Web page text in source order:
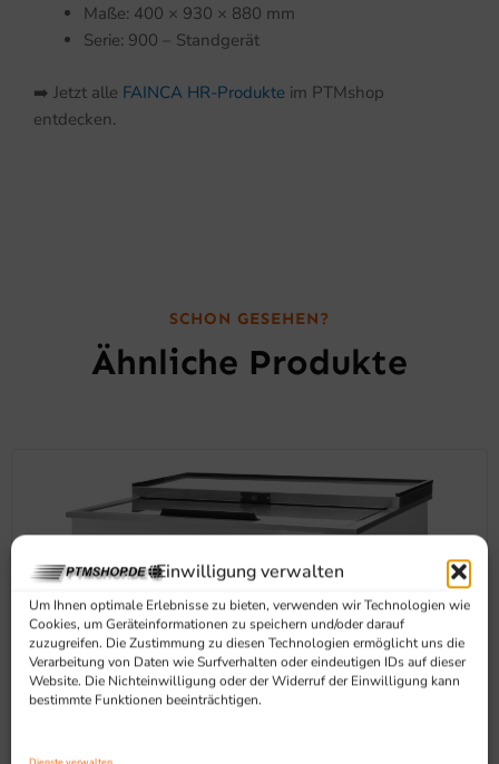
Einwilligung verwalten
Um Ihnen optimale Erlebnisse zu bieten, verwenden wir Technologien wie
Cookies, um Geräteinformationen zu speichern und/oder darauf
zuzugreifen. Die Zustimmung zu diesen Technologien ermöglicht uns die
Verarbeitung von Daten wie Surfverhalten oder eindeutigen IDs auf dieser
Website. Die Nichteinwilligung oder der Widerruf der Einwilligung kann
bestimmte Funktionen beeinträchtigen.
Maße: 400 × 930 × 880 mm
Serie: 900 – Standgerät
➡️ Jetzt alle FAINCA HR-Produkte im PTMshop
entdecken.
SCHON GESEHEN?
Ähnliche Produkte